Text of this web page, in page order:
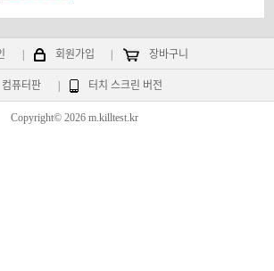
회원가입 장바구니
컴퓨터판 터치 스크린 버전
Copyright© 2026 m.killtest.kr